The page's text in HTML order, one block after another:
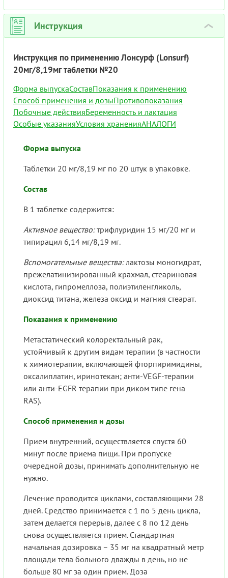
Инструкция ›
Инструкция по применению Лонсурф (Lonsurf)
20мг/8,19мг таблетки №20
Форма выпускаСоставПоказания к применению
Способ применения и дозыПротивопоказания
Побочные действияБеременность и лактация
Особые указанияУсловия храненияАНАЛОГИ
Форма выпуска
Таблетки 20 мг/8,19 мг по 20 штук в упаковке.
Состав
В 1 таблетке содержится:
Активное вещество:трифлуридин 15 мг/20 мг и
типирацил 6,14 мг/8,19 мг.
Вспомогательные вещества:лактозы моногидрат,
прежелатинизированный крахмал, стеариновая
кислота, гипромеллоза, полиэтиленгликоль,
диоксид титана, железа оксид и магния стеарат.
Показания к применению
Метастатический колоректальный рак,
устойчивый к другим видам терапии (в частности
к химиотерапии, включающей фторпиримидины,
оксалиплатин, иринотекан; анти-VEGF-терапии
или анти-EGFR терапии при диком типе гена
RAS).
Способ применения и дозы
Прием внутренний, осуществляется спустя 60
минут после приема пищи. При пропуске
очередной дозы, принимать дополнительную не
нужно.
Лечение проводится циклами, составляющими 28
дней. Средство принимается с 1 по 5 день цикла,
затем делается перерыв, далее с 8 по 12 день
снова осуществляется прием. Стандартная
начальная дозировка – 35 мг на квадратный метр
площади тела больного дважды в день, но не
больше 80 мг за один прием. Доза